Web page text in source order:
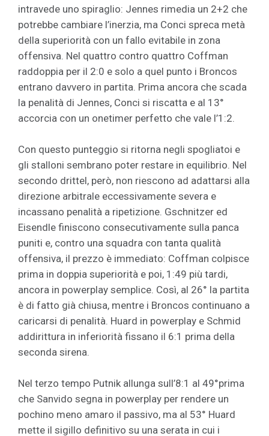
intravede uno spiraglio: Jennes rimedia un 2+2 che
potrebbe cambiare l’inerzia, ma Conci spreca metà
della superiorità con un fallo evitabile in zona
offensiva. Nel quattro contro quattro Coffman
raddoppia per il 2:0 e solo a quel punto i Broncos
entrano davvero in partita. Prima ancora che scada
la penalità di Jennes, Conci si riscatta e al 13°
accorcia con un onetimer perfetto che vale l’1:2.
Con questo punteggio si ritorna negli spogliatoi e
gli stalloni sembrano poter restare in equilibrio. Nel
secondo drittel, però, non riescono ad adattarsi alla
direzione arbitrale eccessivamente severa e
incassano penalità a ripetizione. Gschnitzer ed
Eisendle finiscono consecutivamente sulla panca
puniti e, contro una squadra con tanta qualità
offensiva, il prezzo è immediato: Coffman colpisce
prima in doppia superiorità e poi, 1:49 più tardi,
ancora in powerplay semplice. Così, al 26° la partita
è di fatto già chiusa, mentre i Broncos continuano a
caricarsi di penalità. Huard in powerplay e Schmid
addirittura in inferiorità fissano il 6:1 prima della
seconda sirena.
Nel terzo tempo Putnik allunga sull’8:1 al 49°prima
che Sanvido segna in powerplay per rendere un
pochino meno amaro il passivo, ma al 53° Huard
mette il sigillo definitivo su una serata in cui i